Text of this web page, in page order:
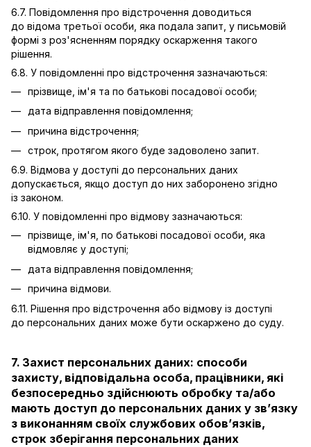
6.7. Повідомлення про відстрочення доводиться
до відома третьої особи, яка подала запит, у письмовій
формі з роз'ясненням порядку оскарження такого
рішення.
6.8. У повідомленні про відстрочення зазначаються:
прізвище, ім'я та по батькові посадової особи;
дата відправлення повідомлення;
причина відстрочення;
строк, протягом якого буде задоволено запит.
6.9. Відмова у доступі до персональних даних
допускається, якщо доступ до них заборонено згідно
із законом.
6.10. У повідомленні про відмову зазначаються:
прізвище, ім'я, по батькові посадової особи, яка
відмовляє у доступі;
дата відправлення повідомлення;
причина відмови.
6.11. Рішення про відстрочення або відмову із доступі
до персональних даних може бути оскаржено до суду.
7. Захист персональних даних: способи
захисту, відповідальна особа, працівники, які
безпосередньо здійснюють обробку та/або
мають доступ до персональних даних у зв’язку
з виконанням своїх службових обов’язків,
строк зберігання персональних даних